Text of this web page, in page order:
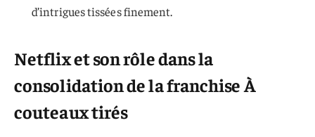
d’intrigues tissées finement.
Netflix et son rôle dans la
consolidation de la franchise À
couteaux tirés